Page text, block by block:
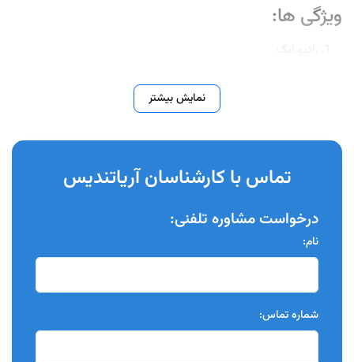
ویژگی ها:
بسته بندی:
نمایش بیشتر
تماس با کارشناسان آریاتندیس
درخواست مشاوره تلفنی:
نام:
شماره تماس: